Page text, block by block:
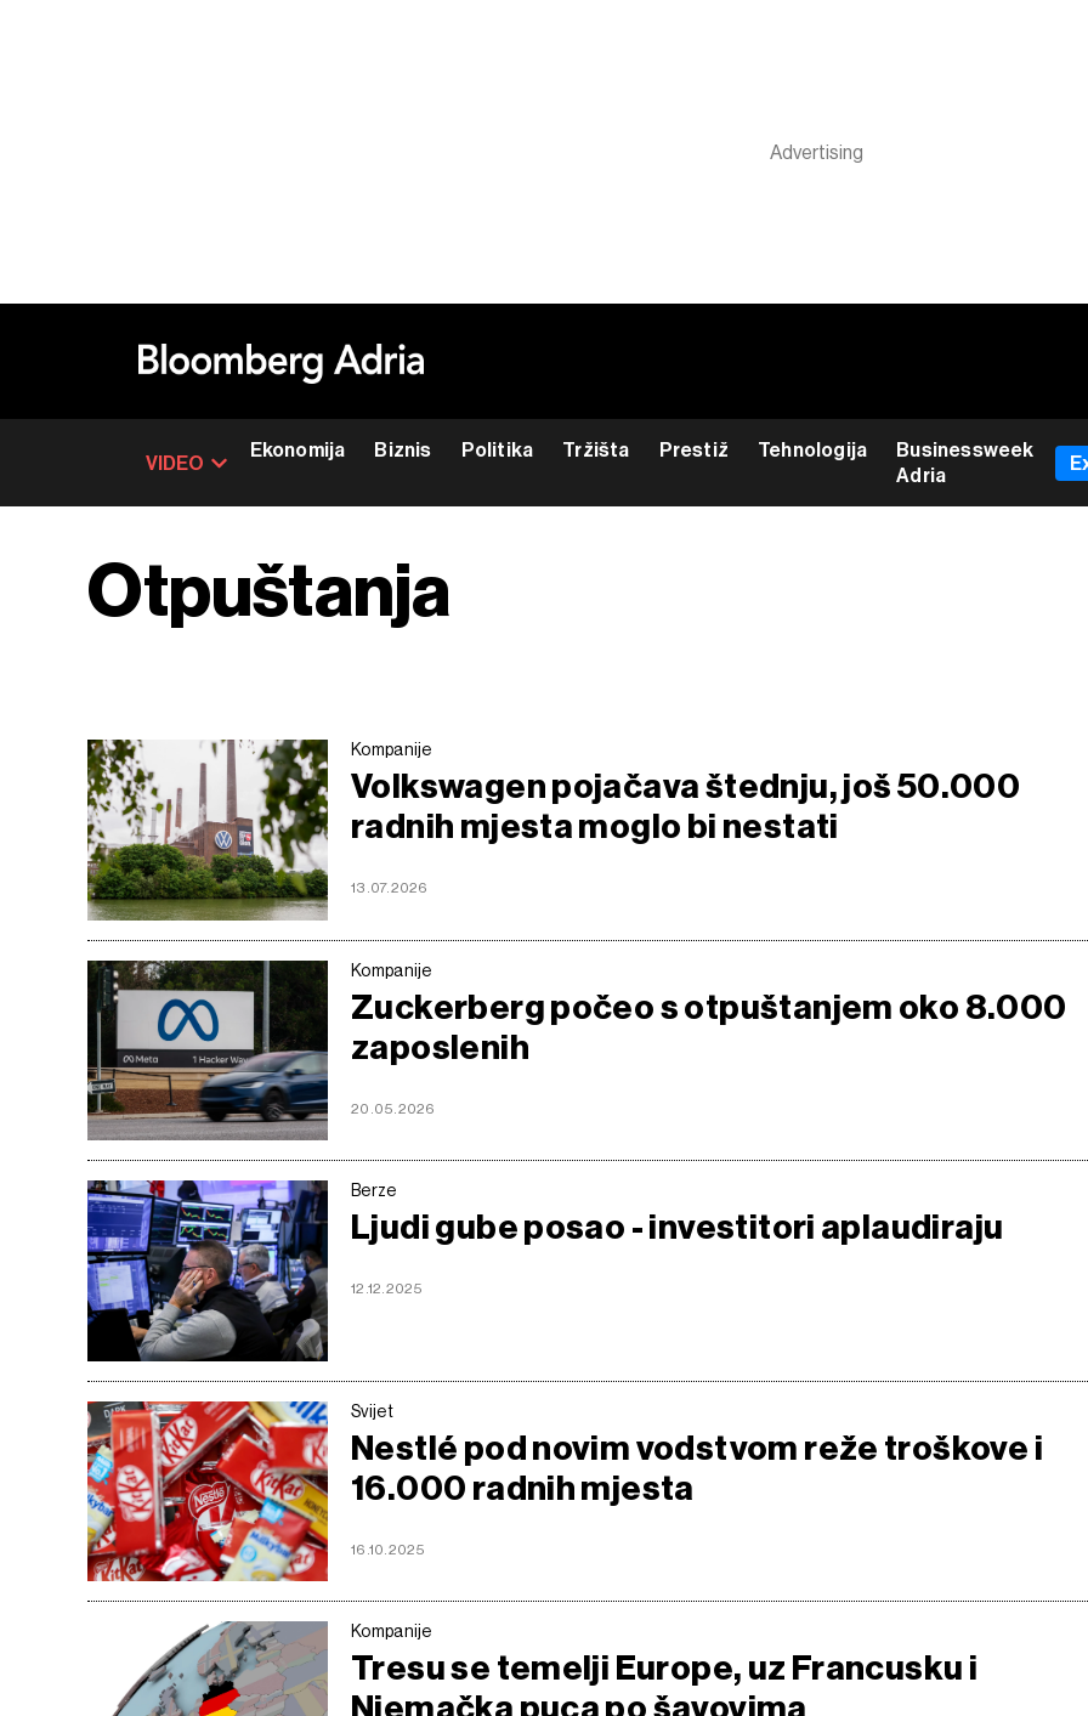
VIDEO
Ekonomija Biznis Politika Tržišta Prestiž Tehnologija
Businessweek
Adria
Otpuštanja
Kompanije
Volkswagen pojačava štednju, još 50.000
radnih mjesta moglo bi nestati
13.07.2026
Kompanije
Zuckerberg počeo s otpuštanjem oko 8.000
zaposlenih
20.05.2026
Berze
Ljudi gube posao - investitori aplaudiraju
12.12.2025
Svijet
Nestlé pod novim vodstvom reže troškove i
16.000 radnih mjesta
16.10.2025
Kompanije
Tresu se temelji Europe, uz Francusku i